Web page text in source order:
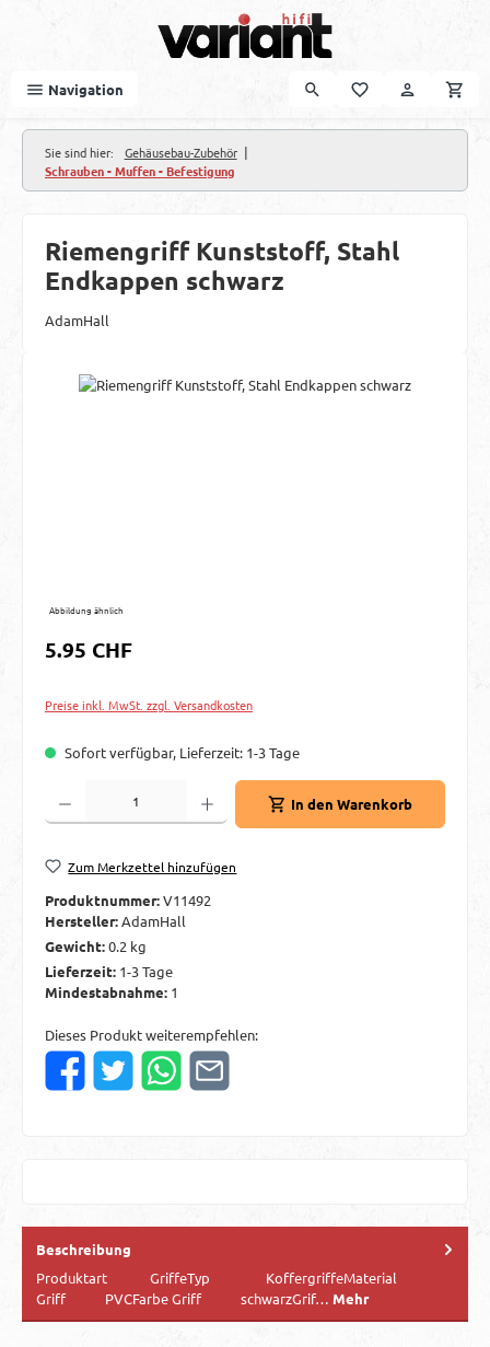
Navigation
Sie sind hier: Gehäusebau-Zubehör |
Schrauben - Muffen - Befestigung
Riemengriff Kunststoff, Stahl
Endkappen schwarz
AdamHall
Bildergalerie überspringen
Abbildung ähnlich
Regulärer Preis:
5.95 CHF
Preise inkl. MwSt. zzgl. Versandkosten
Sofort verfügbar, Lieferzeit: 1-3 Tage
Produkt Anzahl: Gib den gewünschten Wert ein oder benutze die Schaltflächen
In den Warenkorb
Zum Merkzettel hinzufügen
Produktnummer:V11492
Hersteller:AdamHall
Gewicht:0.2 kg
Lieferzeit: 1-3 Tage
Mindestabnahme: 1
Dieses Produkt weiterempfehlen:
Beschreibung
Produktart GriffeTyp KoffergriffeMaterial
Griff PVCFarbe Griff schwarzGrif… Mehr